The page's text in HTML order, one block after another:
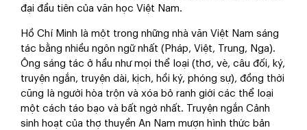
đại đầu tiên của văn học Việt Nam.
Hồ Chí Minh là một trong những nhà văn Việt Nam sáng
tác bằng nhiều ngôn ngữ nhất (Pháp, Việt, Trung, Nga).
Ông sáng tác ở hầu như mọi thể loại (thơ, vè, câu đối, ký,
truyện ngắn, truyện dài, kịch, hồi ký, phóng sự), đồng thời
cũng là người hòa trộn và xóa bỏ ranh giới các thể loại
một cách táo bạo và bất ngờ nhất. Truyện ngắn Cảnh
sinh hoạt của thợ thuyền An Nam mượn hình thức bản